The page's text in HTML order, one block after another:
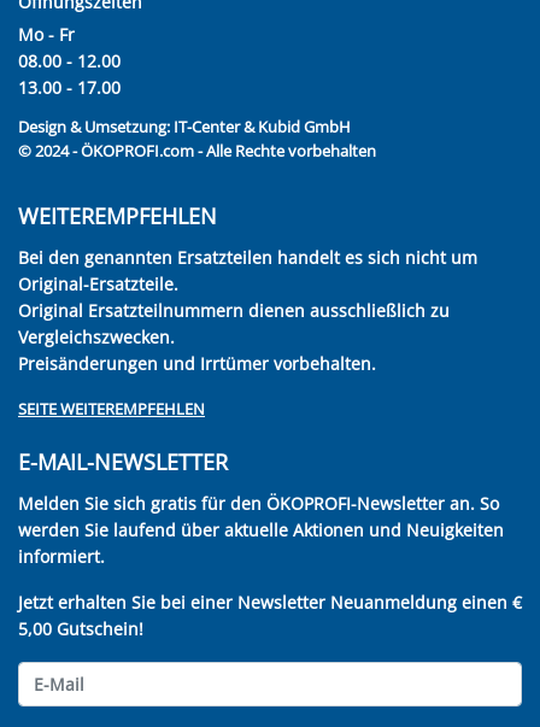
Mo - Fr
08.00 - 12.00
13.00 - 17.00
Design & Umsetzung: IT-Center & Kubid GmbH
© 2024 - ÖKOPROFI.com - Alle Rechte vorbehalten
WEITEREMPFEHLEN
Bei den genannten Ersatzteilen handelt es sich nicht um
Original-Ersatzteile.
Original Ersatzteilnummern dienen ausschließlich zu
Vergleichszwecken.
Preisänderungen und Irrtümer vorbehalten.
SEITE WEITEREMPFEHLEN
E-MAIL-NEWSLETTER
Melden Sie sich gratis für den ÖKOPROFI-Newsletter an. So
werden Sie laufend über aktuelle Aktionen und Neuigkeiten
informiert.
Jetzt erhalten Sie bei einer Newsletter Neuanmeldung einen €
5,00 Gutschein!